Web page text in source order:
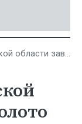
на 65-й Большой Московской регате